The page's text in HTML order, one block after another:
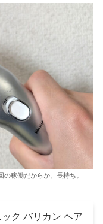
稼働だからか、長持ち。
ク バリカン ヘア